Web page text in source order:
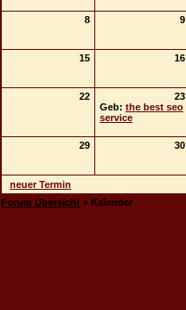
8 9
15 16
22
23
Geb: the best seo
service
29 30
neuer Termin
Forum Übersicht » Kalender